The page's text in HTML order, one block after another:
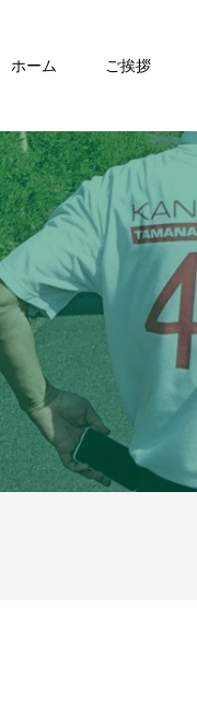
ホーム ご挨拶